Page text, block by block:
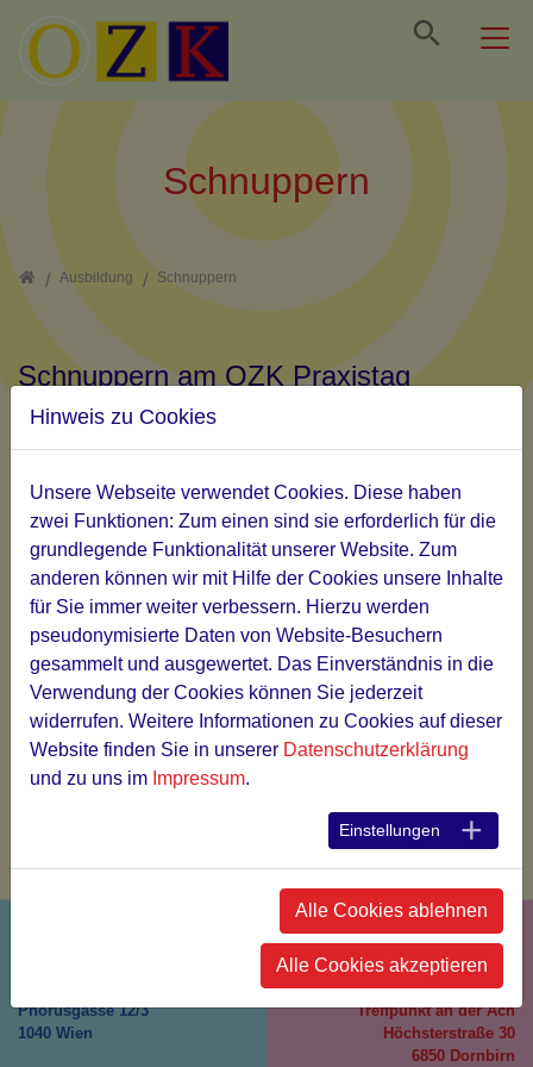
Direkt zur Hauptnavigation springen
Direkt zum Inhalt springen
Jump to sub navigation
Schnuppern
HomeAusbildung Schnuppern
Schnuppern am OZK Praxistag
Wir bieten einen Schnuppertag und ein persönliches
Praxistag, an.
Kosten: halben Tag: 50€, ganzer Tag: 100€.
Praxistage sind beim Kurshandbuch im Curriculum
aufgelistet.
Schnuppern bitte nur nach telefonischer Anmeldung unter
0676/446-2884 oder per E-Mail an.
Die Kosten werden bei fixer Anmeldung zur Ausbildung
gegengerechnet.
Phorusgasse 12/3
1040 Wien
OZK WEST
Treffpunkt an der Ach
Höchsterstraße 30
6850 Dornbirn
Hinweis zu Cookies
Unsere Webseite verwendet Cookies. Diese haben
zwei Funktionen: Zum einen sind sie erforderlich für die
grundlegende Funktionalität unserer Website. Zum
anderen können wir mit Hilfe der Cookies unsere Inhalte
für Sie immer weiter verbessern. Hierzu werden
pseudonymisierte Daten von Website-Besuchern
gesammelt und ausgewertet. Das Einverständnis in die
Verwendung der Cookies können Sie jederzeit
widerrufen. Weitere Informationen zu Cookies auf dieser
Website finden Sie in unserer Datenschutzerklärung
und zu uns im Impressum.
Einstellungen
Alle Cookies ablehnen
Alle Cookies akzeptieren